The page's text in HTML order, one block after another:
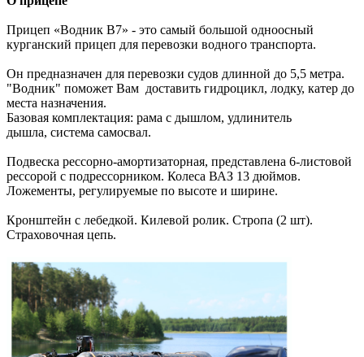
Прицеп «Водник В7» - это самый большой одноосный
курганский прицеп для перевозки водного транспорта.
Он предназначен для перевозки судов длинной до 5,5 метра.
"Водник" поможет Вам доставить гидроцикл, лодку, катер до
места назначения.
Базовая комплектация: рама с дышлом, удлинитель
дышла, система самосвал.
Подвеска рессорно-амортизаторная, представлена 6-листовой
рессорой с подрессорником. Колеса ВАЗ 13 дюймов.
Ложементы, регулируемые по высоте и ширине.
Кронштейн с лебедкой. Килевой ролик. Стропа (2 шт).
Страховочная цепь.